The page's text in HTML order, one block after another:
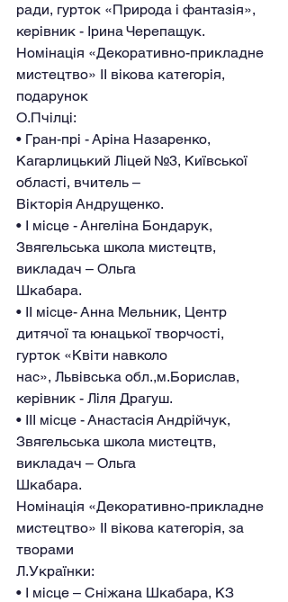
ради, гурток «Природа і фантазія»,
керівник - Ірина Черепащук.
Номінація «Декоративно-прикладне
мистецтво» IІ вікова категорія,
подарунок
О.Пчілці:
• Гран-прі - Аріна Назаренко,
Кагарлицький Ліцей №3, Київської
області, вчитель –
Вікторія Андрущенко.
• І місце - Ангеліна Бондарук,
Звягельська школа мистецтв,
викладач – Ольга
Шкабара.
• ІІ місце- Анна Мельник, Центр
дитячої та юнацької творчості,
гурток «Квіти навколо
нас», Львівська обл.,м.Борислав,
керівник - Ліля Драгуш.
• ІІІ місце - Анастасія Андрійчук,
Звягельська школа мистецтв,
викладач – Ольга
Шкабара.
Номінація «Декоративно-прикладне
мистецтво» IІ вікова категорія, за
творами
Л.Українки:
• І місце – Сніжана Шкабара, КЗ